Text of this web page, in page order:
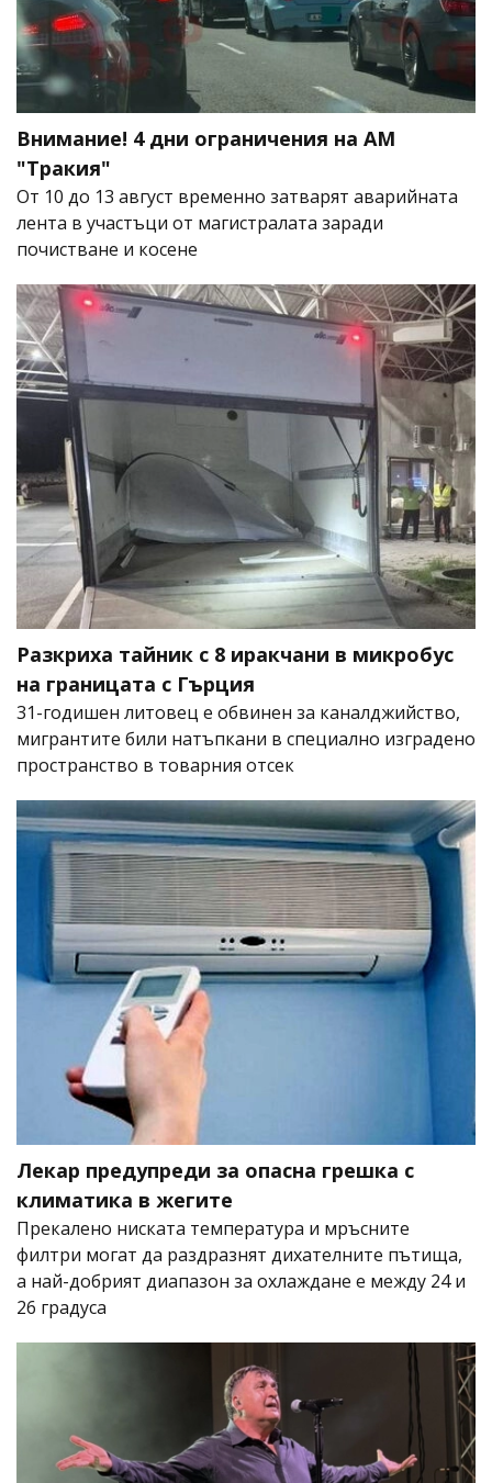
Внимание! 4 дни ограничения на АМ
"Тракия"
От 10 до 13 август временно затварят аварийната
лента в участъци от магистралата заради
почистване и косене
Разкриха тайник с 8 иракчани в микробус
на границата с Гърция
31-годишен литовец е обвинен за каналджийство,
мигрантите били натъпкани в специално изградено
пространство в товарния отсек
Лекар предупреди за опасна грешка с
климатика в жегите
Прекалено ниската температура и мръсните
филтри могат да раздразнят дихателните пътища,
а най-добрият диапазон за охлаждане е между 24 и
26 градуса